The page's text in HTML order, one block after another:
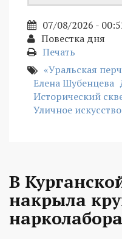
07/08/2026 -
Повестка дня
Печать
«Уральская
Елена Шубенцева
Исторический
Уличное искусство
В
накрыла